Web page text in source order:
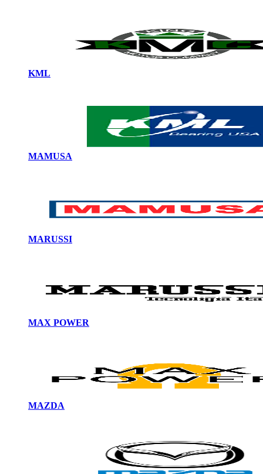
KML
MAMUSA
MARUSSI
MAX POWER
MAZDA